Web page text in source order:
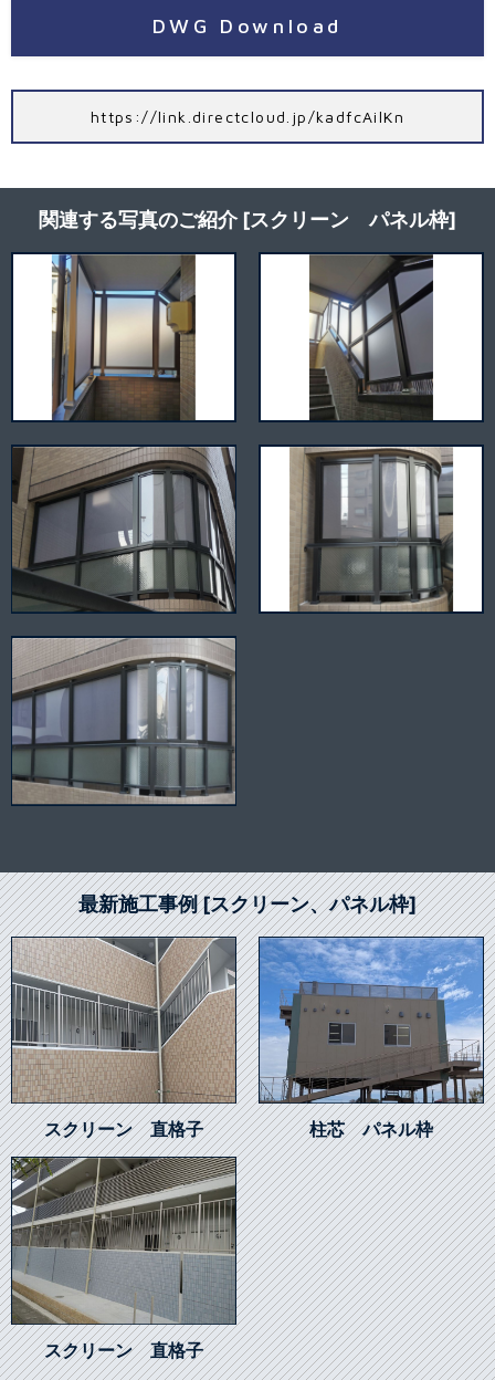
DWG Download
https://link.directcloud.jp/kadfcAilKn
関連する写真のご紹介 [スクリーン パネル枠]
最新施工事例 [スクリーン、パネル枠]
スクリーン 直格子 柱芯 パネル枠
スクリーン 直格子